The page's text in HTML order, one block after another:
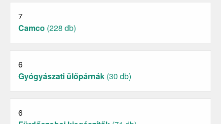
7
Camco (228 db)
6
Gyógyászati ülőpárnák (30 db)
6